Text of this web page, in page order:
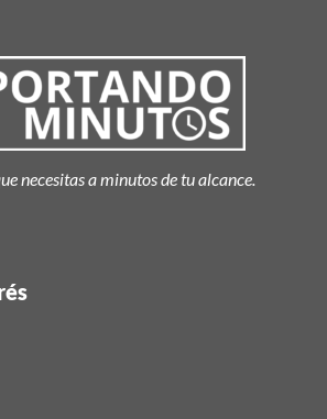
necesitas a minutos de tu alcance.